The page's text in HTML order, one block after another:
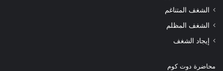
الشغف المتناغم
الشغف المظلم
إيجاد الشغف
محاضرة دوت كوم